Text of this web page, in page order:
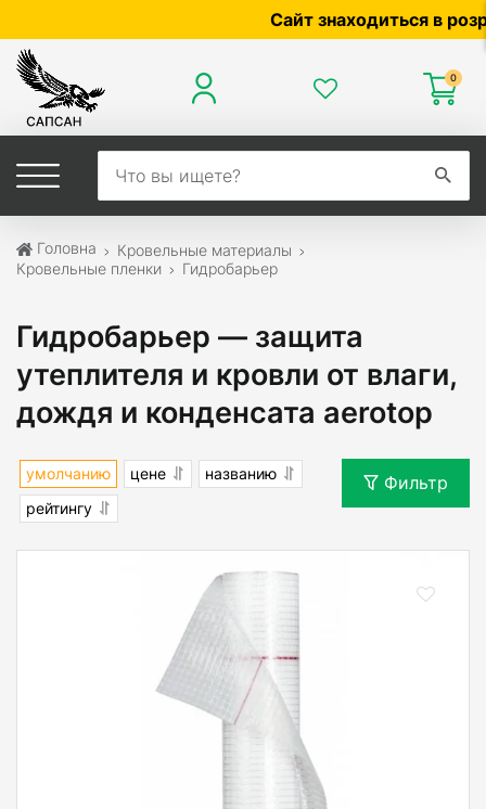
Сайт знаходиться в
0
Головна
Кровельные материалы
Кровельные пленки
Гидробарьер
Гидробарьер — защита
утеплителя и кровли от влаги,
дождя и конденсата aerotop
умолчанию цене
названию
рейтингу
Фильтр